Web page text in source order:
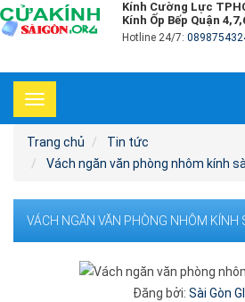
Kính Cường Lực
Kính Ốp Bếp Quận
Hotline 24/7:
Toggle
navigation
Trang chủ
Tin tức
Vách ngăn văn phòng nhôm kính
VÁCH NGĂN VĂN PHÒNG NHÔM KÍNH
Đăng bởi: Sài Gòn